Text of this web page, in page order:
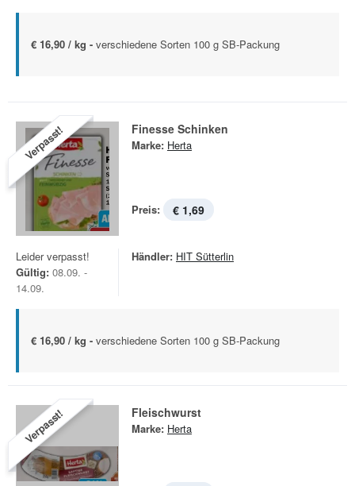
€ 16,90 / kg - verschiedene Sorten 100 g SB-Packung
Verpasst! Finesse Schinken
Marke: Herta
Preis: € 1,69
Leider verpasst!
Gültig: 08.09. -
14.09.
Händler: HIT Sütterlin
€ 16,90 / kg - verschiedene Sorten 100 g SB-Packung
Verpasst! Fleischwurst
Marke: Herta